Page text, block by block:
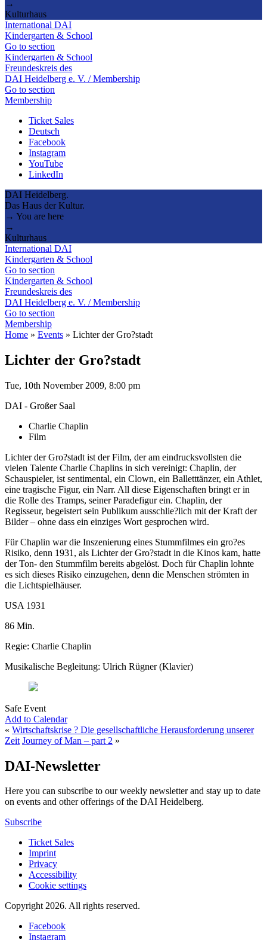
→
Kulturhaus
International DAI
Kindergarten & School
Go to section
Kindergarten & School
Freundeskreis des
DAI Heidelberg e. V. / Membership
Go to section
Membership
Ticket Sales
Deutsch
Facebook
Instagram
YouTube
LinkedIn
DAI Heidelberg.
Das Haus der Kultur.
→ You are here
→
Kulturhaus
International DAI
Kindergarten & School
Go to section
Kindergarten & School
Freundeskreis des
DAI Heidelberg e. V. / Membership
Go to section
Membership
Home » Events » Lichter der Gro?stadt
Lichter der Gro?stadt
Tue, 10th November 2009, 8:00 pm
DAI - Großer Saal
Charlie Chaplin
Film
Lichter der Gro?stadt ist der Film, der am eindrucksvollsten die
vielen Talente Charlie Chaplins in sich vereinigt: Chaplin, der
Schauspieler, ist sentimental, ein Clown, ein Balletttänzer, ein Athlet,
eine tragische Figur, ein Narr. All diese Eigenschaften bringt er in
die Rolle des Tramps, seiner Paradefigur ein. Chaplin, der
Regisseur, begeistert sein Publikum ausschlie?lich mit der Kraft der
Bilder – ohne dass ein einziges Wort gesprochen wird.
Für Chaplin war die Inszenierung eines Stummfilmes ein gro?es
Risiko, denn 1931, als Lichter der Gro?stadt in die Kinos kam, hatte
der Ton- den Stummfilm bereits abgelöst. Doch für Chaplin lohnte
es sich dieses Risiko einzugehen, denn die Menschen strömten in
die Lichtspielhäuser.
USA 1931
86 Min.
Regie: Charlie Chaplin
Musikalische Begleitung: Ulrich Rügner (Klavier)
Safe Event
Add to Calendar
« Wirtschaftskrise ? Die gesellschaftliche Herausforderung unserer
Zeit Journey of Man – part 2 »
DAI-Newsletter
Here you can subscribe to our weekly newsletter and stay up to date
on events and other offerings of the DAI Heidelberg.
Subscribe
Ticket Sales
Imprint
Privacy
Accessibility
Cookie settings
Copyright 2026. All rights reserved.
Facebook
Instagram